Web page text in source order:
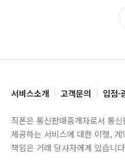
서비스소개 고객문의 입점·
직폰은 통신판매중개자로서 통
제공하는 서비스에 대한 이행,
책임은 거래 당사자에게 있습니